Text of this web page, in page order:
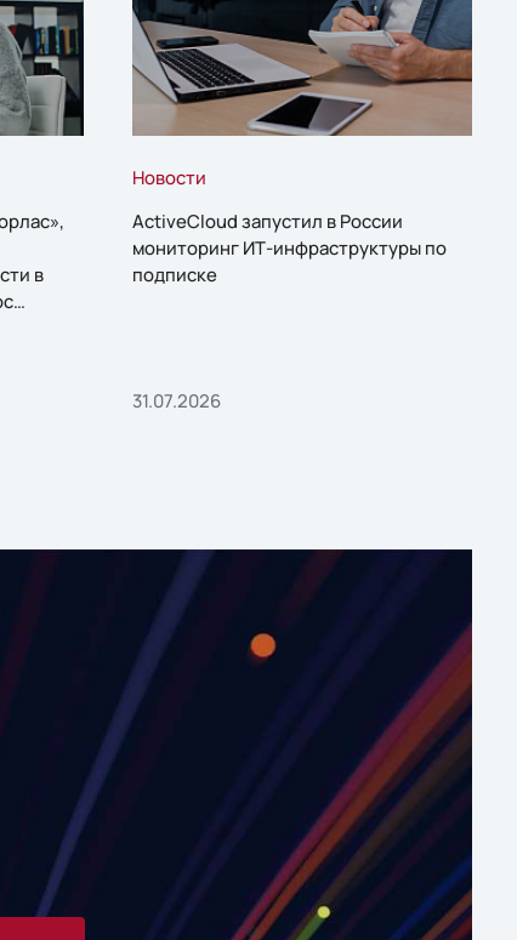
в
Новости
ActiveCloud запустил в России
мониторинг ИТ-инфраструктуры по
подписке
31.07.2026